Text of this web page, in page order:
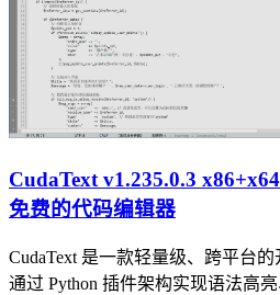
CudaText v1.235.0.3
免费的代码编辑器
CudaText 是一款轻量级、跨平台的
通过 Python 插件架构实现语法高